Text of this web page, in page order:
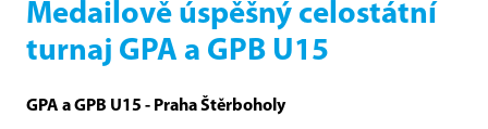
Medailově úspěšný celostátní
turnaj GPA a GPB U15
GPA a GPB U15 - Praha Štěrboholy